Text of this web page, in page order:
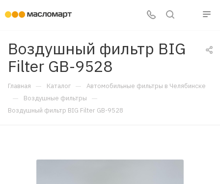
Воздушный фильтр BIG
Filter GB-9528
Главная — Каталог — Автомобильные фильтры в Челябинске
— Воздушные фильтры —
Воздушный фильтр BIG Filter GB-9528